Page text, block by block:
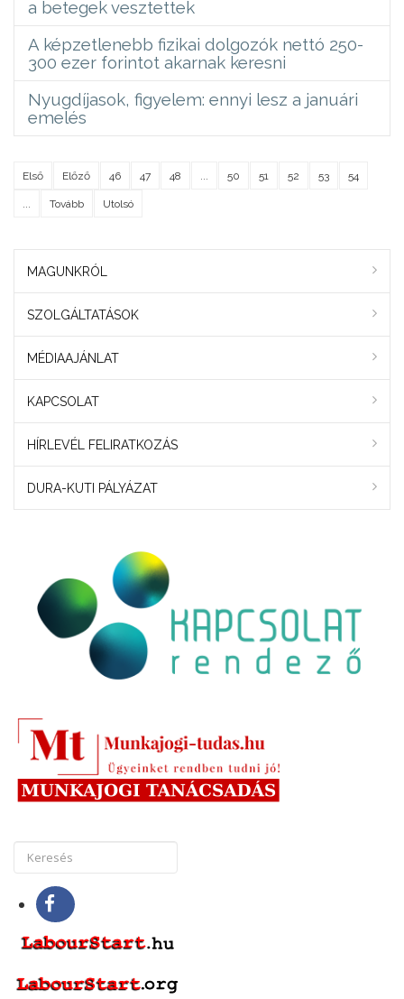
a betegek vesztettek
A képzetlenebb fizikai dolgozók nettó 250-
300 ezer forintot akarnak keresni
Nyugdíjasok, figyelem: ennyi lesz a januári
emelés
Első Előző 46 47 48 50 51 52 53 54
Tovább Utolsó
MAGUNKRÓL
SZOLGÁLTATÁSOK
MÉDIAAJÁNLAT
KAPCSOLAT
HÍRLEVÉL FELIRATKOZÁS
DURA-KUTI PÁLYÁZAT